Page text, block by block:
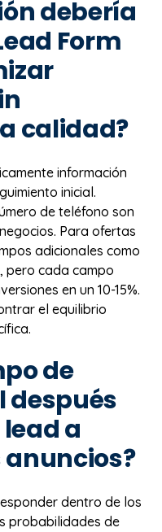
debería
Form
calidad?
información
inicial.
de teléfono son
Para ofertas
adicionales como
pero cada campo
en un 10-15%.
el equilibrio
de
después
a
anuncios?
dentro de los
probabilidades de